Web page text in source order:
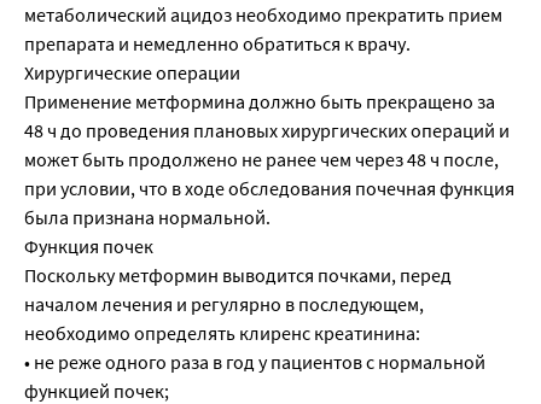
метаболический ацидоз необходимо прекратить прием
препарата и немедленно обратиться к врачу.
Хирургические операции
Применение метформина должно быть прекращено за
48 ч до проведения плановых хирургических операций и
может быть продолжено не ранее чем через 48 ч после,
при условии, что в ходе обследования почечная функция
была признана нормальной.
Функция почек
Поскольку метформин выводится почками, перед
началом лечения и регулярно в последующем,
необходимо определять клиренс креатинина:
• не реже одного раза в год у пациентов с нормальной
функцией почек;